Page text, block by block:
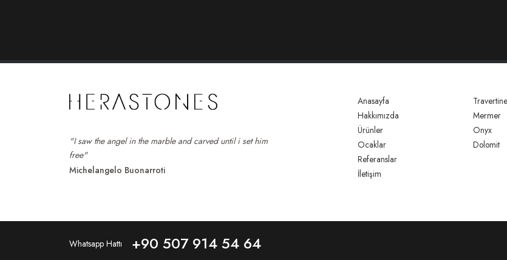
"I saw the angel in the marble and carved until i set him
free"
Michelangelo Buonarroti
Anasayfa
Hakkımızda
Ürünler
Ocaklar
Referanslar
İletişim
Travertine
Mermer
Onyx
Dolomit
Whatsapp Hattı +90 507 914 54 64